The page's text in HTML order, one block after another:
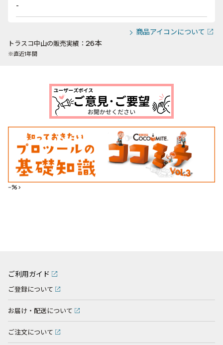
-
商品アイコンについて
トラスコ中山の販売実績： 26本
※直近1年間
--%>
ご利用ガイド
ご登録について
お届け・配送について
ご注文について